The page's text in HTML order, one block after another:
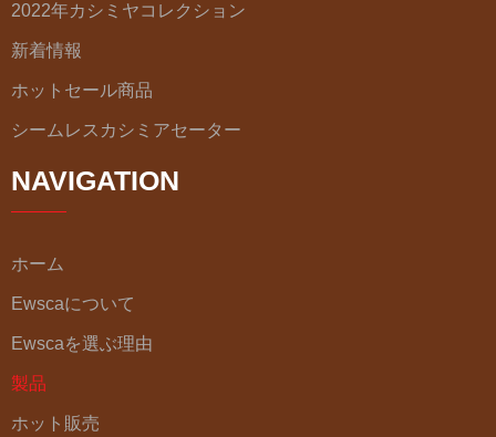
2022年カシミヤコレクション
新着情報
ホットセール商品
シームレスカシミアセーター
NAVIGATION
ホーム
Ewscaについて
Ewscaを選ぶ理由
製品
ホット販売